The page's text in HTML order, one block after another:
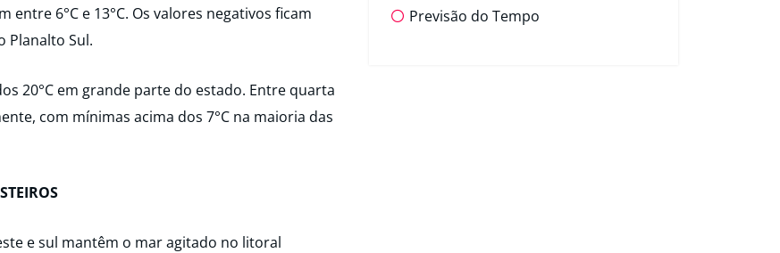
entre 6°C e 13°C. Os valores negativos ficam
Planalto Sul.
20°C em grande parte do estado. Entre quarta
com mínimas acima dos 7°C na maioria das
e sul mantêm o mar agitado no litoral
Previsão do Tempo